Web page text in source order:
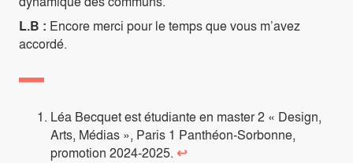
L.B : Encore merci pour le temps que vous m’avez
accordé.
Léa Becquet est étudiante en master 2 « Design,
Arts, Médias », Paris 1 Panthéon-Sorbonne,
promotion 2024-2025. ↩